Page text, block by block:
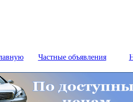
Частные объявления